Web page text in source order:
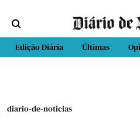
Edição Diária Últimas
diario-de-noticias